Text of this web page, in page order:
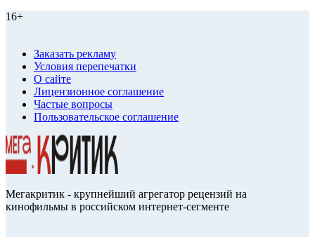
16+
Заказать рекламу
Условия перепечатки
О сайте
Лицензионное соглашение
Частые вопросы
Пользовательское соглашение
Мегакритик - крупнейший агрегатор рецензий на
кинофильмы в российском интернет-сегменте